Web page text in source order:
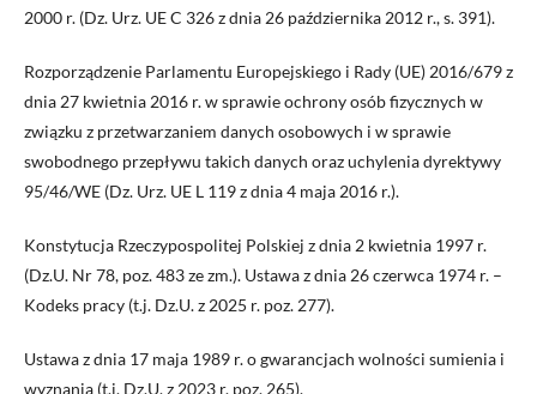
2000 r. (Dz. Urz. UE C 326 z dnia 26 października 2012 r., s. 391).
Rozporządzenie Parlamentu Europejskiego i Rady (UE) 2016/679 z
dnia 27 kwietnia 2016 r. w sprawie ochrony osób fizycznych w
związku z przetwarzaniem danych osobowych i w sprawie
swobodnego przepływu takich danych oraz uchylenia dyrektywy
95/46/WE (Dz. Urz. UE L 119 z dnia 4 maja 2016 r.).
Konstytucja Rzeczypospolitej Polskiej z dnia 2 kwietnia 1997 r.
(Dz.U. Nr 78, poz. 483 ze zm.). Ustawa z dnia 26 czerwca 1974 r. –
Kodeks pracy (t.j. Dz.U. z 2025 r. poz. 277).
Ustawa z dnia 17 maja 1989 r. o gwarancjach wolności sumienia i
wyznania (t.j. Dz.U. z 2023 r. poz. 265).